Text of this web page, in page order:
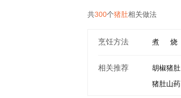
共300个猪肚相关做法
烹饪方法 煮 烧
相关推荐 胡椒猪肚
猪肚山药